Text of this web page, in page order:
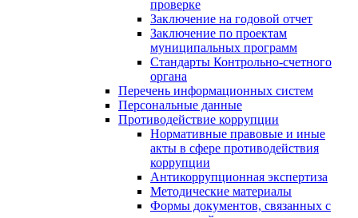
проверке
Заключение на годовой отчет
Заключение по проектам
муниципальных программ
Стандарты Контрольно-счетного
органа
Перечень информационных систем
Персональные данные
Противодействие коррупции
Нормативные правовые и иные
акты в сфере противодействия
коррупции
Антикоррупционная экспертиза
Методические материалы
Формы документов, связанных с